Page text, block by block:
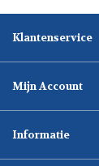
Klantenservice
Mijn Account
Informatie